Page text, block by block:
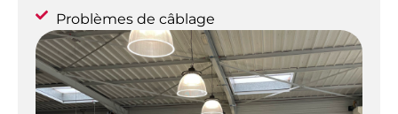
Problèmes de câblage